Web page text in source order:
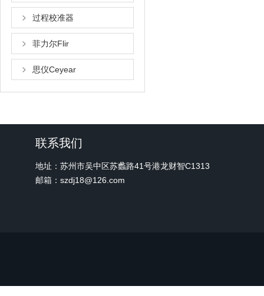
过程校准器
菲力尔Flir
思仪Ceyear
联系我们
地址：苏州市吴中区苏蠡路41号港龙财智C1313
邮箱：szdj18@126.com